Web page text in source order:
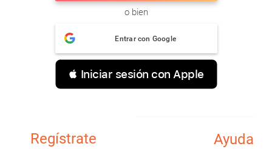
o bien
 Iniciar sesión con Apple
Regístrate
Ayuda